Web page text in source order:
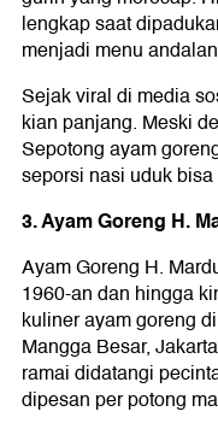
lengkap saat
menjadi menu
Sejak viral di media
kian panjang. Meski
Sepotong ayam
seporsi nasi uduk
3. Ayam Goreng H.
Ayam Goreng H.
1960-an dan hingga
kuliner ayam goreng
Mangga Besar,
ramai didatangi
dipesan per potong